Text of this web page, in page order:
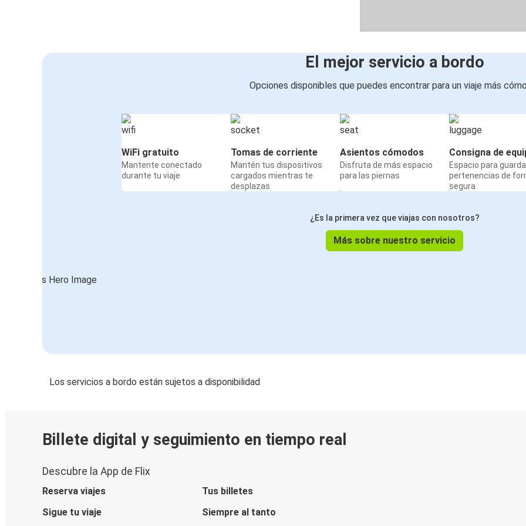
El mejor servicio a bordo
Opciones disponibles que puedes encontrar para un viaje más
WiFi gratuito
Mantente conectado
durante tu viaje
Tomas de corriente
Mantén tus dispositivos
cargados mientras te
desplazas
Asientos cómodos
Disfruta de más espacio
para las piernas
Consigna de
Espacio para
pertenencias de
segura
¿Es la primera vez que viajas con nosotros?
Más sobre nuestro servicio
Los servicios a bordo están sujetos a disponibilidad
Billete digital y seguimiento en tiempo real
Descubre la App de Flix
Reserva viajes
Tus billetes
Sigue tu viaje
Siempre al tanto